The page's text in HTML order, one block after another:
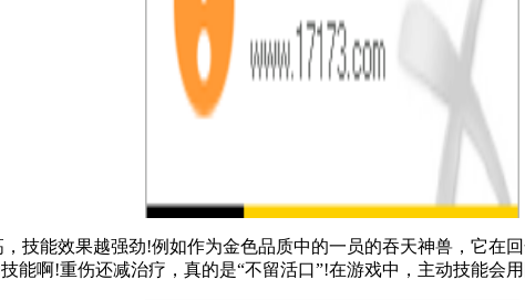
技能效果越强劲!例如作为金色品质中的一员的吞天神兽，它在
能啊!重伤还减治疗，真的是“不留活口”!在游戏中，主动技能会